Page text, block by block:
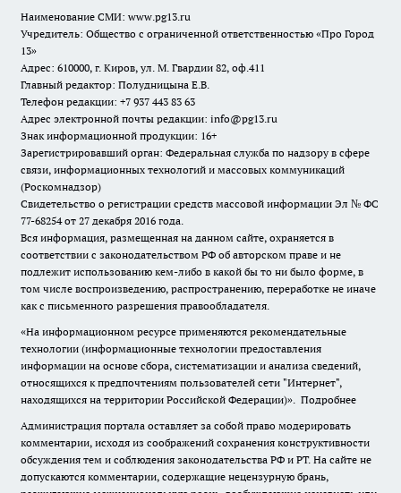
Наименование СМИ: www.pg13.ru
Учредитель: Общество с ограниченной ответственностью «Про Город
13»
Адрес: 610000, г. Киров, ул. М. Гвардии 82, оф.411
Главный редактор: Полудницына Е.В.
Телефон редакции: +7 937 443 83 63
Адрес электронной почты редакции: info@pg13.ru
Знак информационной продукции: 16+
Зарегистрировавший орган: Федеральная служба по надзору в сфере
связи, информационных технологий и массовых коммуникаций
(Роскомнадзор)
Свидетельство о регистрации средств массовой информации Эл № ФС
77-68254 от 27 декабря 2016 года.
Вся информация, размещенная на данном сайте, охраняется в
соответствии с законодательством РФ об авторском праве и не
подлежит использованию кем-либо в какой бы то ни было форме, в
том числе воспроизведению, распространению, переработке не иначе
как с письменного разрешения правообладателя.
«На информационном ресурсе применяются рекомендательные
технологии (информационные технологии предоставления
информации на основе сбора, систематизации и анализа сведений,
относящихся к предпочтениям пользователей сети "Интернет",
находящихся на территории Российской Федерации)». Подробнее
Администрация портала оставляет за собой право модерировать
комментарии, исходя из соображений сохранения конструктивности
обсуждения тем и соблюдения законодательства РФ и РТ. На сайте не
допускаются комментарии, содержащие нецензурную брань,